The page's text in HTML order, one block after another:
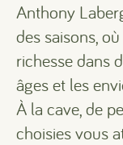
Anthony
des saisons,
richesse dans
âges et les
À la cave, de
choisies vous